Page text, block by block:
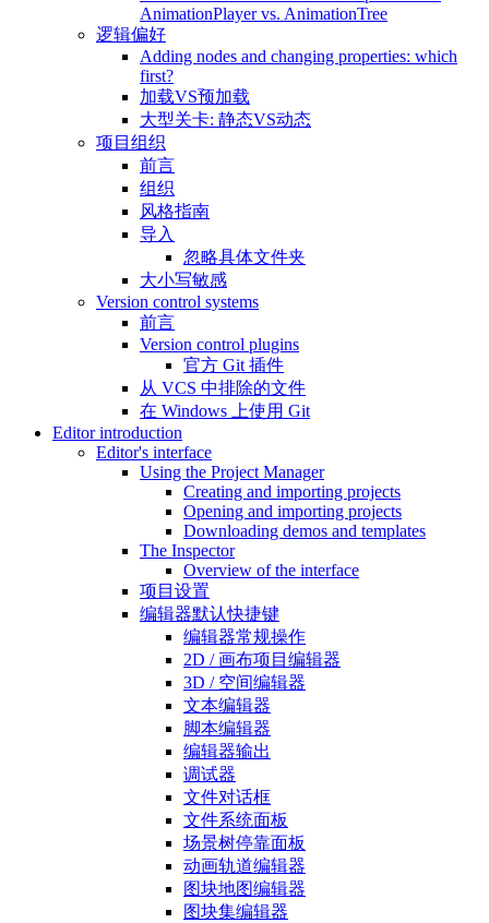
AnimationPlayer vs. AnimationTree
逻辑偏好
Adding nodes and changing properties: which
first?
加载VS预加载
大型关卡: 静态VS动态
项目组织
前言
组织
风格指南
导入
忽略具体文件夹
大小写敏感
Version control systems
前言
Version control plugins
官方 Git 插件
从 VCS 中排除的文件
在 Windows 上使用 Git
Editor introduction
Editor's interface
Using the Project Manager
Creating and importing projects
Opening and importing projects
Downloading demos and templates
The Inspector
Overview of the interface
项目设置
编辑器默认快捷键
编辑器常规操作
2D / 画布项目编辑器
3D / 空间编辑器
文本编辑器
脚本编辑器
编辑器输出
调试器
文件对话框
文件系统面板
场景树停靠面板
动画轨道编辑器
图块地图编辑器
图块集编辑器